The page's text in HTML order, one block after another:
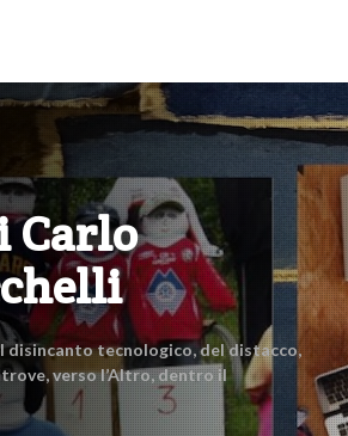
Carlo
disincanto tecnologico, del distacco,
verso l’Altro, dentro il